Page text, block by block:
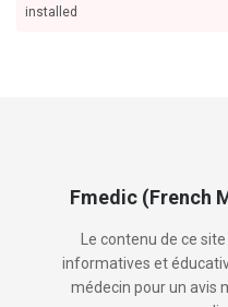
installed
Fmedic (French
Le contenu de ce
informatives et
médecin pour un avis